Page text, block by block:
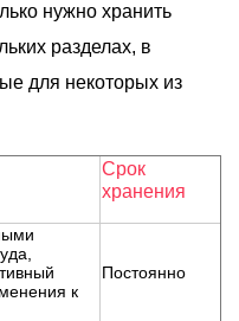
нужно хранить
разделах, в
для некоторых из
Срок
хранения
к
Постоянно